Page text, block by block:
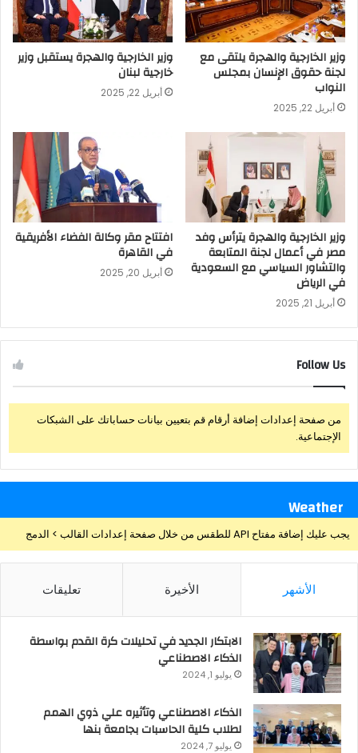
وزير الخارجية والهجرة يلتقى مع
لجنة حقوق الإنسان بمجلس
النواب
أبريل 22, 2025
وزير الخارجية والهجرة يستقبل وزير
خارجية لبنان
أبريل 22, 2025
وزير الخارجية والهجرة يترأس وفد
مصر في أعمال لجنة المتابعة
والتشاور السياسي مع السعودية
في الرياض
أبريل 21, 2025
افتتاح مقر وكالة الفضاء الأفريقية
في القاهرة
أبريل 20, 2025
Follow Us
من صفحة إعدادات إضافة أرقام قم بتعيين بيانات حساباتك على الشبكات
الإجتماعية.
Weather
يجب عليك إضافة مفتاح API للطقس من خلال صفحة إعدادات القالب > الدمج
الأشهر الأخيرة تعليقات
الابتكار الجديد في تحليلات كرة القدم بواسطة
الذكاء الاصطناعي
يوليو 1, 2024
الذكاء الاصطناعي وتأثيره علي ذوي الهمم
لطلاب كلية الحاسبات بجامعة بنها
يوليو 7, 2024